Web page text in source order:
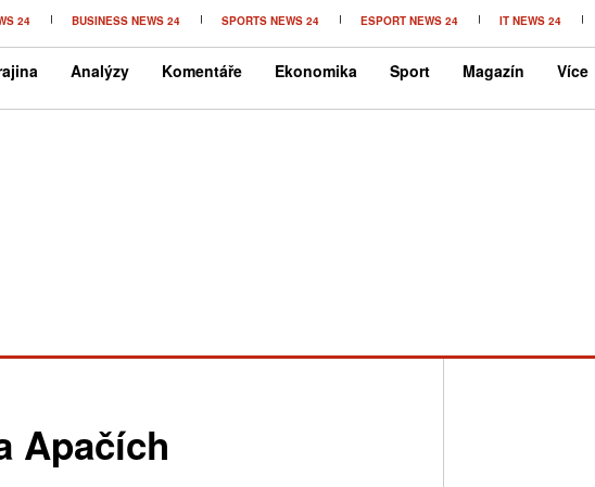
24 BUSINESS NEWS 24 SPORTS NEWS 24 ESPORT NEWS 24 IT NEWS 24
Analýzy Komentáře Ekonomika Sport Magazín Více
Apačích